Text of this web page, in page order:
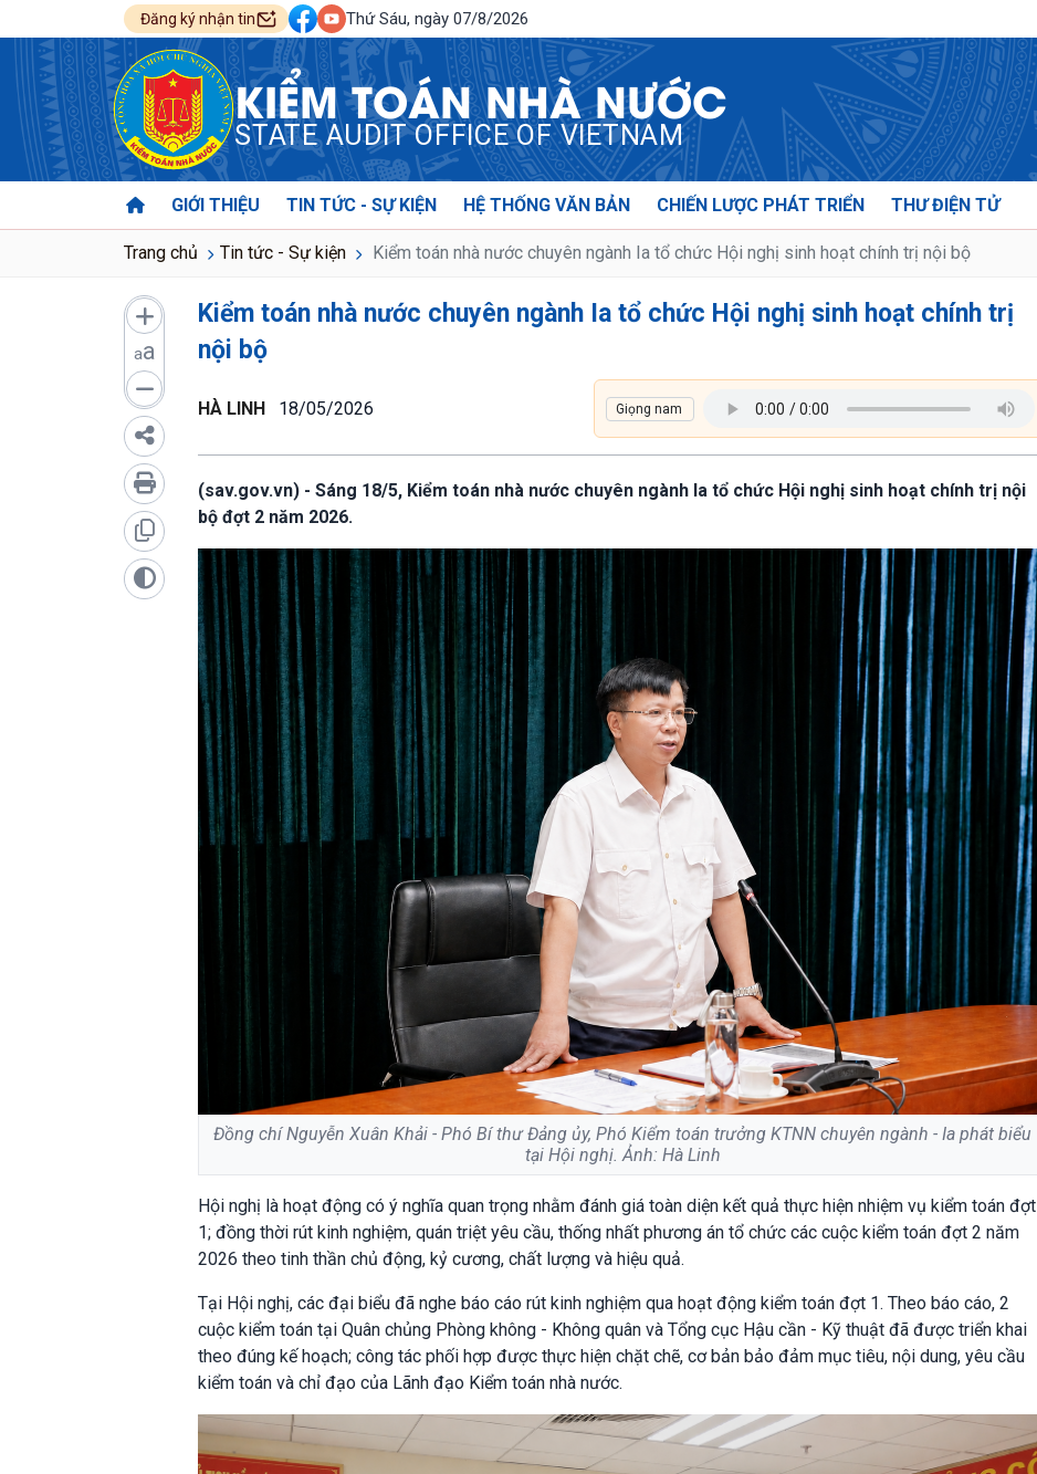
Đăng ký nhận tin Thứ Sáu, ngày 07/8/2026
KIỂM TOÁN NHÀ NƯỚC
STATE AUDIT OFFICE OF VIETNAM
GIỚI THIỆU TIN TỨC - SỰ KIỆN HỆ THỐNG VĂN BẢN CHIẾN LƯỢC PHÁT TRIỂN THƯ ĐIỆN TỬ
Trang chủ Tin tức - Sự kiện Kiểm toán nhà nước chuyên ngành Ia tổ chức Hội nghị sinh hoạt chính trị nội bộ
aa
Kiểm toán nhà nước chuyên ngành Ia tổ chức Hội nghị sinh hoạt chính trị
nội bộ
HÀ LINH 18/05/2026
(sav.gov.vn) - Sáng 18/5, Kiểm toán nhà nước chuyên ngành Ia tổ chức Hội nghị sinh hoạt chính trị nội
bộ đợt 2 năm 2026.
Đồng chí Nguyễn Xuân Khải - Phó Bí thư Đảng ủy, Phó Kiểm toán trưởng KTNN chuyên ngành - Ia phát biểu
tại Hội nghị. Ảnh: Hà Linh
Hội nghị là hoạt động có ý nghĩa quan trọng nhằm đánh giá toàn diện kết quả thực hiện nhiệm vụ kiểm toán đợt
1; đồng thời rút kinh nghiệm, quán triệt yêu cầu, thống nhất phương án tổ chức các cuộc kiểm toán đợt 2 năm
2026 theo tinh thần chủ động, kỷ cương, chất lượng và hiệu quả.
Tại Hội nghị, các đại biểu đã nghe báo cáo rút kinh nghiệm qua hoạt động kiểm toán đợt 1. Theo báo cáo, 2
cuộc kiểm toán tại Quân chủng Phòng không - Không quân và Tổng cục Hậu cần - Kỹ thuật đã được triển khai
theo đúng kế hoạch; công tác phối hợp được thực hiện chặt chẽ, cơ bản bảo đảm mục tiêu, nội dung, yêu cầu
kiểm toán và chỉ đạo của Lãnh đạo Kiểm toán nhà nước.